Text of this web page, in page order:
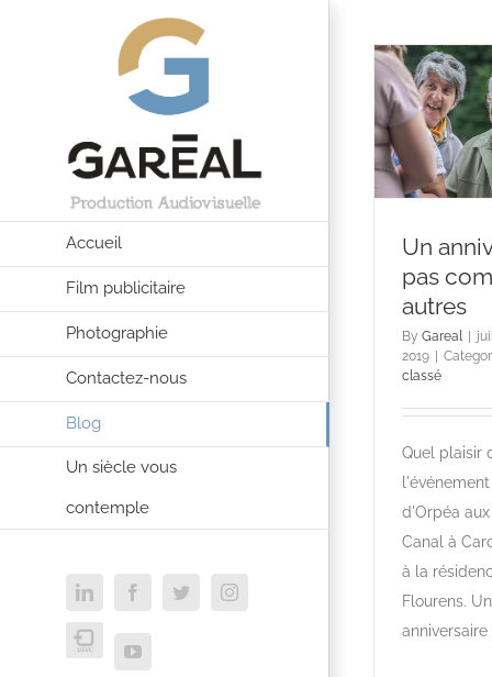
Accueil
Film publicitaire
Photographie
Contactez-nous
Blog
Un siècle vous
contemple
LinkedInFacebookTwitterInstagram
USVC
YouTube
Un anniversaire pas
comme les autres
Un
pas
autres
By Gareal
2019
classé
Quel plaisir
d'Orpéa
Canal à
à la
Flourens. Un
anniversaire